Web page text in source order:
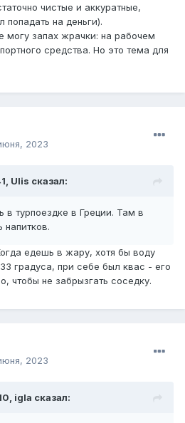
чистые и аккуратные,
попадать на деньги).
могу запах жрачки: на рабочем
средства. Но это тема для
2023
Ulis сказал:
в турпоездке в Греции. Там в
напитков.
едешь в жару, хотя бы воду
градуса, при себе был квас - его
чтобы не забрызгать соседку.
2023
igla сказал: